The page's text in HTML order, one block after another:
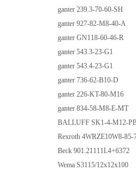
ganter 239.3-70-60-SH
ganter 927-82-M8-40-A
ganter GN118-60-46-R
ganter 543.3-23-G1
ganter 543.4-23-G1
ganter 736-62-B10-D
ganter 226-KT-80-M16
ganter 834-58-M8-E-MT
BALLUFF SK1-4-M12-
Rexroth 4WRZE10W8-
Beck 901.21111L4+6372
Wema S3115/12x12x100